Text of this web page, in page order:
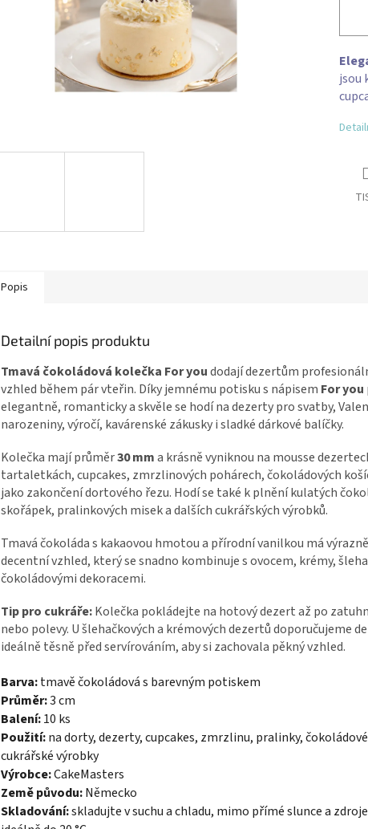
jsou
Popis
Detailní popis produktu
Tmavá čokoládová kolečka For youdodají dezertům
vzhled během pár vteřin. Díky jemnému potisku s nápisem For you
elegantně, romanticky a skvěle se hodí na dezerty pro svatby,
narozeniny, výročí, kavárenské zákusky i sladké dárkové balíčky.
Kolečka mají průměr30 mma krásně vyniknou na mousse
tartaletkách, cupcakes, zmrzlinových pohárech, čokoládových
jako zakončení dortového řezu. Hodí se také k plnění kulatých
skořápek, pralinkových misek a dalších cukrářských výrobků.
Tmavá čokoláda s kakaovou hmotou a přírodní vanilkou má
decentní vzhled, který se snadno kombinuje s ovocem, krémy,
čokoládovými dekoracemi.
Tip pro cukráře:Kolečka pokládejte na hotový dezert až po
nebo polevy. U šlehačkových a krémových dezertů doporučujeme
ideálně těsně před servírováním, aby si zachovala pěkný vzhled.
Barva:tmavě čokoládová s barevným potiskem
Průměr:3 cm
Balení:10 ks
Použití:na dorty, dezerty, cupcakes, zmrzlinu, pralinky,
cukrářské výrobky
Výrobce:CakeMasters
Země původu:Německo
Skladování:skladujte v suchu a chladu, mimo přímé slunce a